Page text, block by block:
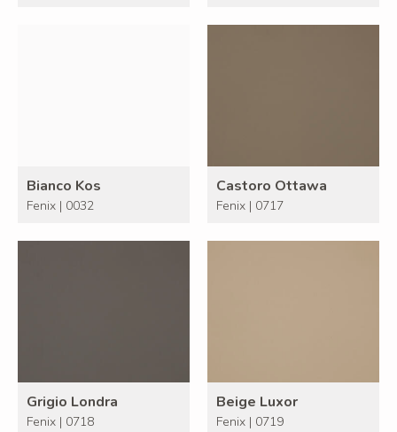
Bianco Kos
Fenix | 0032
Castoro Ottawa
Fenix | 0717
Grigio Londra
Fenix | 0718
Beige Luxor
Fenix | 0719